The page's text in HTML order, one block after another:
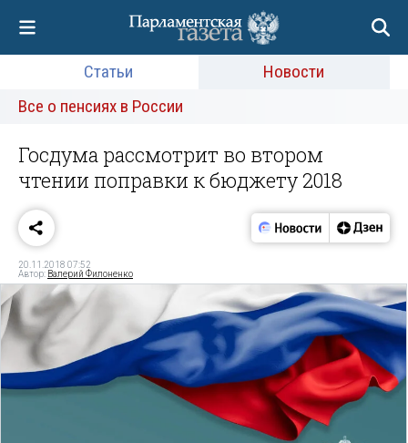
Статьи
Новости
Все о пенсиях в России
Госдума рассмотрит во втором
чтении поправки к бюджету 2018
20.11.2018 07:52
Автор: Валерий Филоненко